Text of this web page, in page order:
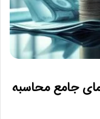
جامع محاسبه